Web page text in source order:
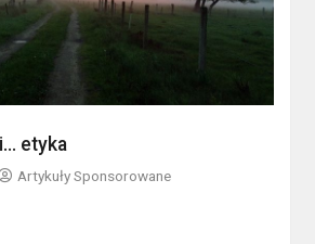
etyka
Artykuły Sponsorowane